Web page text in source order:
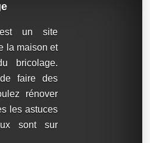
est un site
la maison et
bricolage.
faire des
rénover
les astuces
sont sur